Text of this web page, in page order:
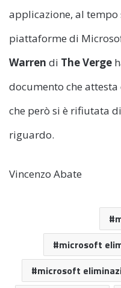
applicazione, al
piattaforme di
Warren di The Verge
documento che
che però si è rifiutata
riguardo.
Vincenzo Abate
microsoft
microsoft